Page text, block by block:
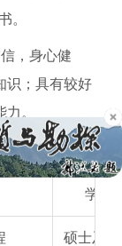
。
，身心健
识；具有较好
。
学历
硕士及